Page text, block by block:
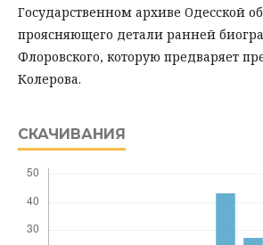
Государственном архиве Одесской
проясняющего детали ранней
Флоровского, которую предваряет
Колерова.
СКАЧИВАНИЯ